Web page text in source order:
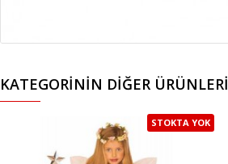
KATEGORININ DIĞER ÜRÜNLERI
STOKTA YOK